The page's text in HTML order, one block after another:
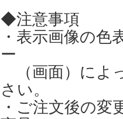
◆注意事項
・表示画像の
ー
（画面）によ
さい。
・ご注文後の